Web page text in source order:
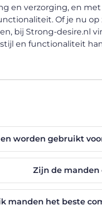
en verzorging, en
Of je nu
bij Strong-desire.nl
en functionaliteit
worden gebruikt
Zijn de manden
manden het beste